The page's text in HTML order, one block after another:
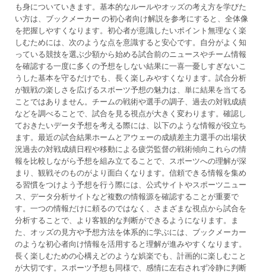
も身についていきます。基本的なルールやオッズの考え方を学びた
い方は、ブックメーカー の初心者向け解説を参考にすると、全体像
を把握しやすくなります。初心者が意識したいポイント無理なく楽
しむためには、次のような点を意識すると安心です。自分がよく知
っている競技を選ぶ少額から始める試合前のニュースやチーム情報
を確認する一度に多くの予想をしない結果に一喜一憂しすぎないこ
うした基本を守るだけでも、長く楽しみやすくなります。試合分析
が観戦の楽しさを広げるスポーツ予想の魅力は、単に結果を当てる
ことではありません。チームの戦術や選手の調子、過去の対戦成績
などを調べることで、試合を見る視点が大きく変わります。確認し
ておきたいデータ予想を考える際には、以下のような情報が役立ち
ます。最近の試合結果ホームとアウェーの成績差主力選手の出場状
況過去の対戦成績日程や移動による疲労監督の戦術傾向これらの情
報を比較しながら予想を組み立てることで、スポーツへの理解が深
まり、観戦そのものがより面白くなります。信頼できる情報を集め
る習慣をつけよう予想を行う際には、公式サイトやスポーツニュー
ス、データ分析サイトなど複数の情報源を確認することが重要で
す。一つの情報だけに頼るのではなく、さまざまな視点から試合を
分析することで、より客観的な判断ができるようになります。ま
た、オッズの見方や予想方法を体系的に学ぶには、ブックメーカー
のような初心者向け情報を活用すると理解が進みやすくなります。
長く楽しむための心構えどのような娯楽でも、計画的に楽しむこと
が大切です。スポーツ予想も同様で、感情に左右されず冷静に判断